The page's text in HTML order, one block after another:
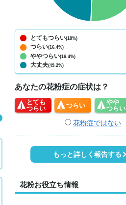
0
31
2
0
31
1 0 0
とてもつらい(18%)
つらい(16.4%)
ややつらい(16.4%)
大丈夫(49.2%)
あなたの花粉症の症状は？
とても
つらい
つらい
やや
つらい
花粉症ではない
もっと詳しく報告する
花粉お役立ち情報